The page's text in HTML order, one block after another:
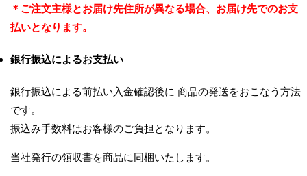
＊ご注文主様とお届け先住所が異なる場合、お届け先でのお支
払いとなります。
銀行振込によるお支払い
銀行振込による前払い入金確認後に 商品の発送をおこなう方法
です。
振込み手数料はお客様のご負担となります。
当社発行の領収書を商品に同梱いたします。